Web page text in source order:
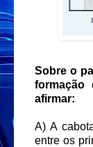
Sobre o
formação
afirmar:
A) A
entre os